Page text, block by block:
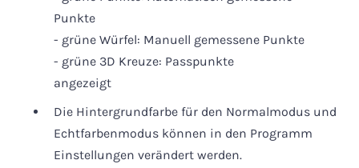
Punkte
- grüne Würfel: Manuell gemessene Punkte
- grüne 3D Kreuze: Passpunkte
angezeigt
Die Hintergrundfarbe für den Normalmodus und
Echtfarbenmodus können in den Programm
Einstellungen verändert werden.